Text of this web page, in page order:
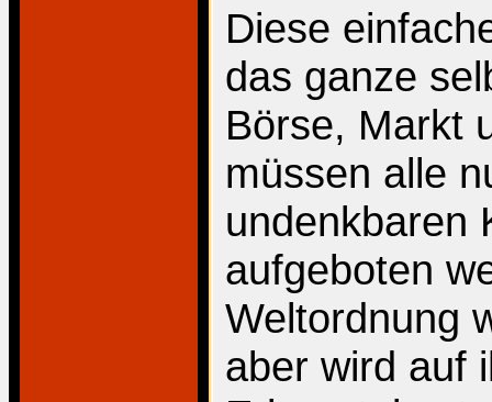
Diese
das ganze
Börse, Markt
müssen alle
undenkbaren
aufgeboten
Weltordnung
aber wird auf